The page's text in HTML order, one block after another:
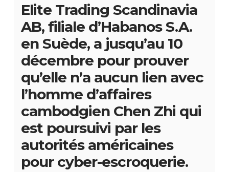
Elite Trading Scandinavia
AB, filiale d’Habanos S.A.
en Suède, a jusqu’au 10
décembre pour prouver
qu’elle n’a aucun lien avec
l’homme d’affaires
cambodgien Chen Zhi qui
est poursuivi par les
autorités américaines
pour cyber-escroquerie.